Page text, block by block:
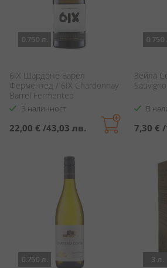
0.750 л.
6IX Шардоне Барел
Ферментед / 6IX Chardonnay
Barrel Fermented
В наличност
22,00 € /43,03 лв.
0.750
Зейла
В
7,30 € /
0.750 л. 3 л.